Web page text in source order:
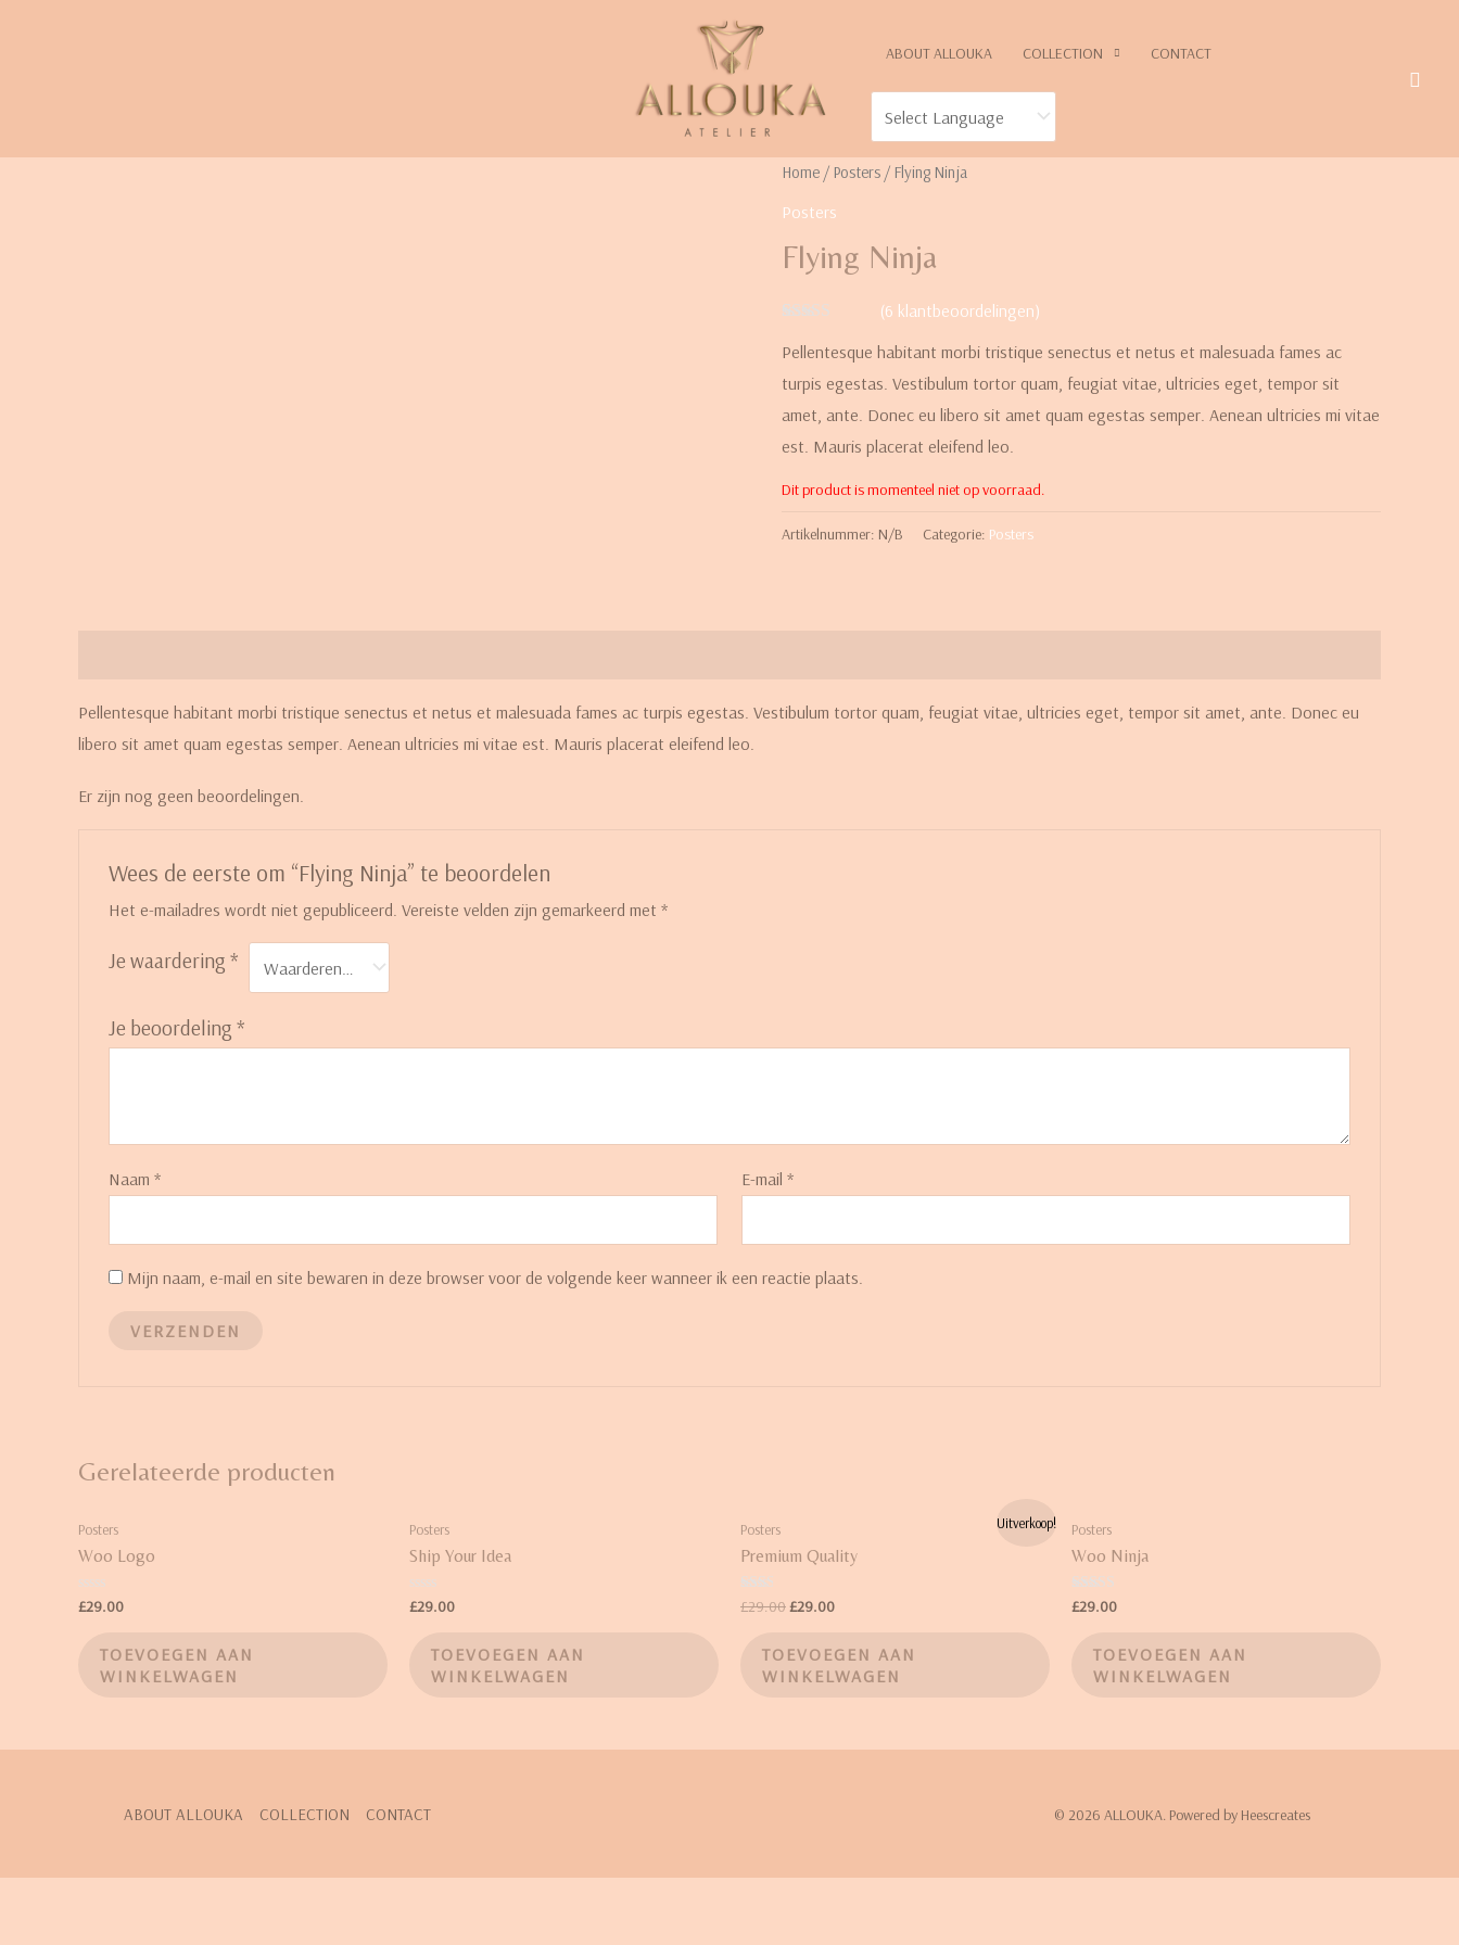
ABOUT ALLOUKA COLLECTION CONTACT
Home / Posters / Flying Ninja
Posters
Flying Ninja
4.17op 5
op
(6 klantbeoordelingen)
Pellentesque habitant morbi tristique senectus et netus et malesuada fames ac
turpis egestas. Vestibulum tortor quam, feugiat vitae, ultricies eget, tempor sit
amet, ante. Donec eu libero sit amet quam egestas semper. Aenean ultricies mi vitae
est. Mauris placerat eleifend leo.
Dit product is momenteel niet op voorraad.
Artikelnummer: N/B Categorie: Posters
Pellentesque habitant morbi tristique senectus et netus et malesuada fames ac turpis egestas. Vestibulum tortor quam, feugiat vitae, ultricies eget, tempor sit amet, ante. Donec eu
libero sit amet quam egestas semper. Aenean ultricies mi vitae est. Mauris placerat eleifend leo.
Er zijn nog geen beoordelingen.
Wees de eerste om “Flying Ninja” te beoordelen
Het e-mailadres wordt niet gepubliceerd. Vereiste velden zijn gemarkeerd met *
Je waardering *
Je beoordeling *
Naam * E-mail*
Mijn naam, e-mail en site bewaren in deze browser voor de volgende keer wanneer ik een reactie plaats.
Gerelateerde producten
Posters
Woo Logo
Waardering
£29.00
TOEVOEGEN AAN
WINKELWAGEN
Posters
Ship Your Idea
Waardering
£29.00
TOEVOEGEN AAN
WINKELWAGEN
Uitverkoop!
Posters
Premium Quality
Waardering
£29.00£29.00
TOEVOEGEN AAN
WINKELWAGEN
Posters
Woo Ninja
Waardering
£29.00
TOEVOEGEN AAN
WINKELWAGEN
ABOUT ALLOUKA COLLECTION CONTACT © 2026 ALLOUKA. Powered by Heescreates